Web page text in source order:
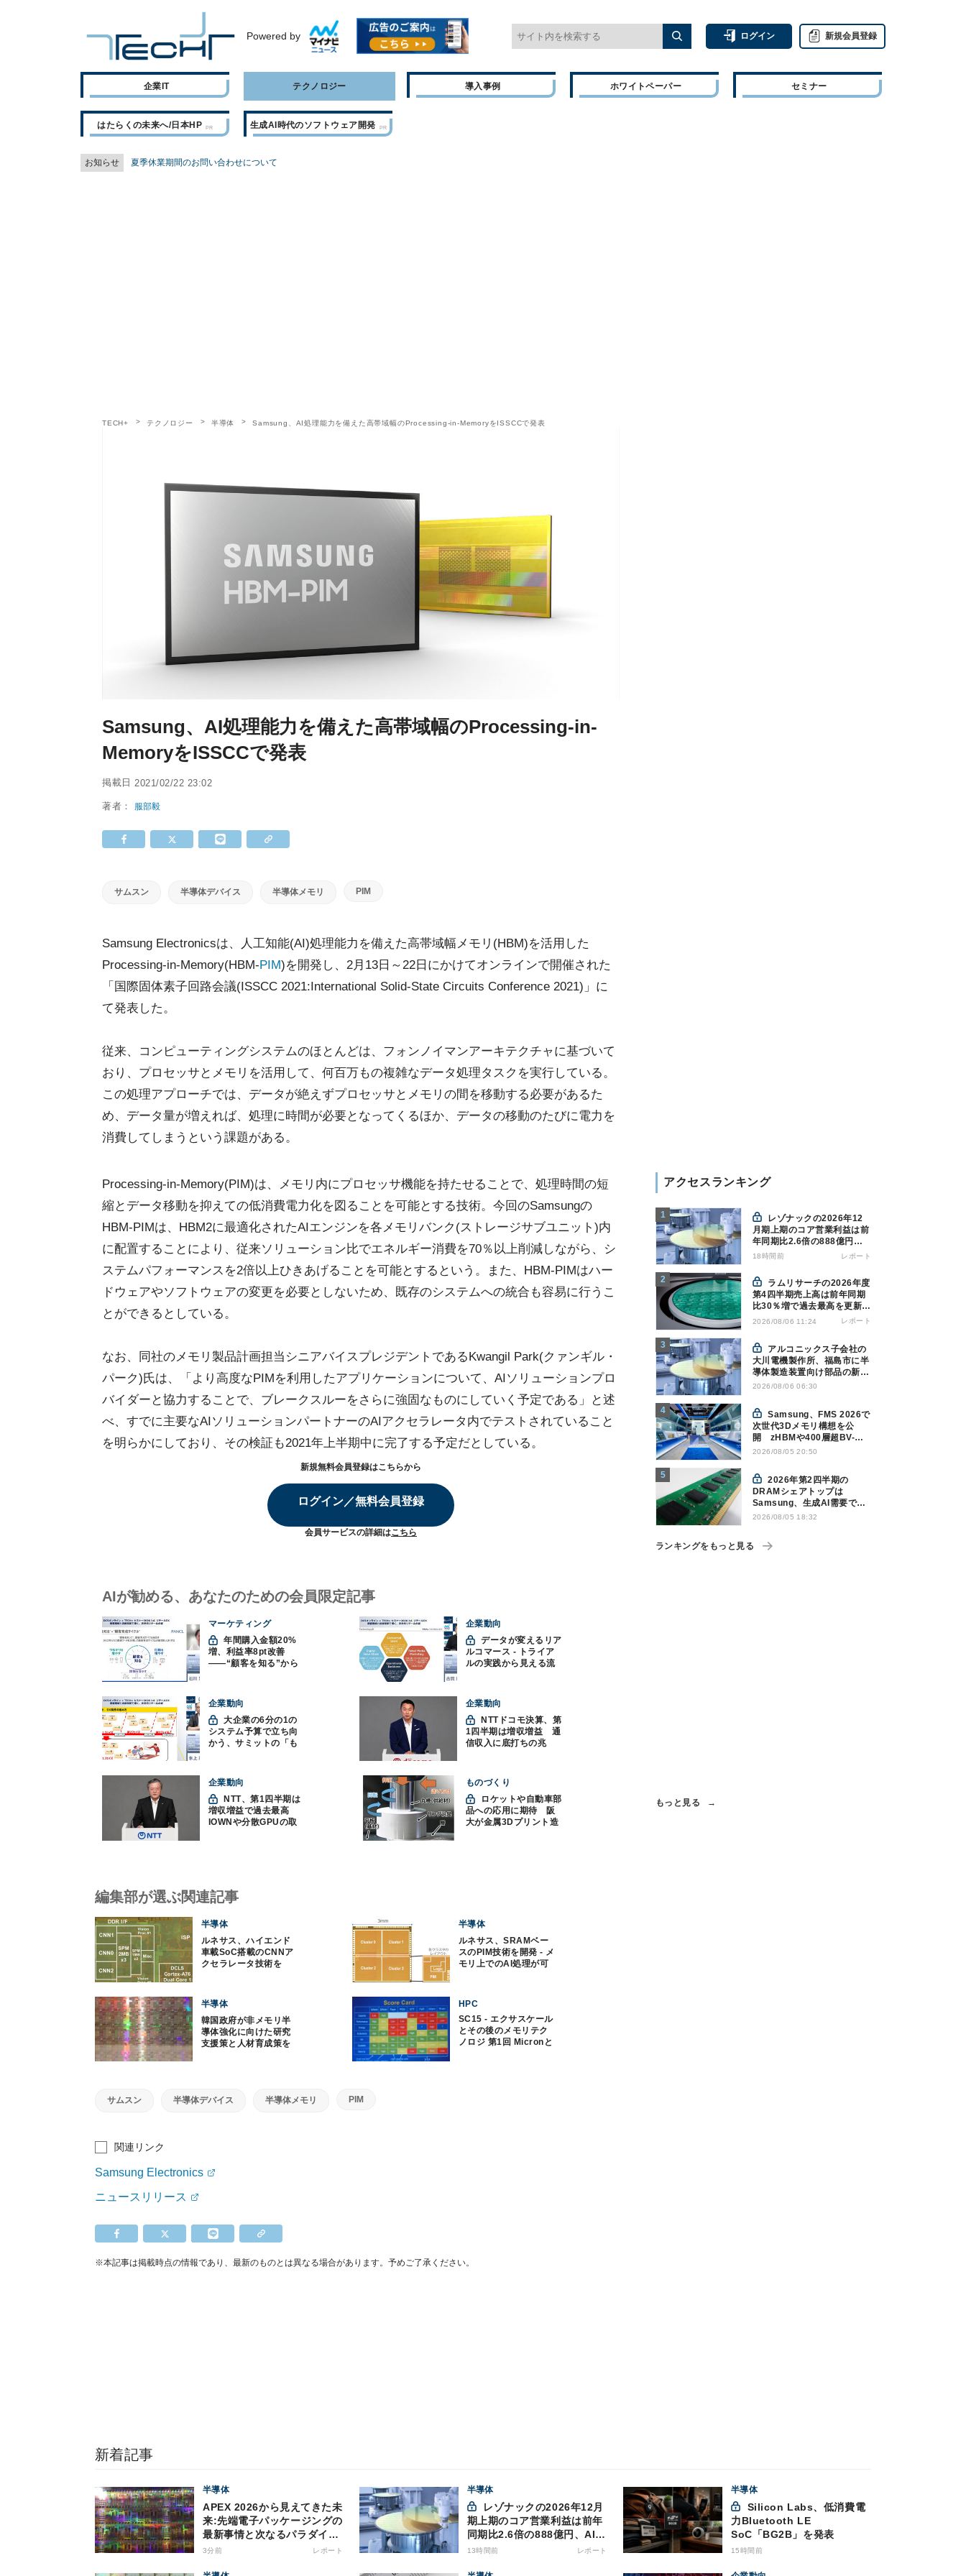
Powered by ログイン 新規会員登録
企業IT テクノロジー 導入事例 ホワイトペーパー セミナー
はたらくの未来へ/日本HP 生成AI時代のソフトウェア開発
お知らせ 夏季休業期間のお問い合わせについて
TECH+ テクノロジー 半導体 Samsung、AI処理能力を備えた高帯域幅のProcessing-in-MemoryをISSCCで発表
Samsung、AI処理能力を備えた高帯域幅のProcessing-in-
MemoryをISSCCで発表
掲載日 2021/02/22 23:02
著者： 服部毅
サムスン 半導体デバイス 半導体メモリ PIM
Samsung Electronicsは、人工知能(AI)処理能力を備えた高帯域幅メモリ(HBM)を活用した
Processing-in-Memory(HBM-PIM)を開発し、2月13日～22日にかけてオンラインで開催された
「国際固体素子回路会議(ISSCC 2021:International Solid-State Circuits Conference 2021)」に
て発表した。
従来、コンピューティングシステムのほとんどは、フォンノイマンアーキテクチャに基づいて
おり、プロセッサとメモリを活用して、何百万もの複雑なデータ処理タスクを実行している。
この処理アプローチでは、データが絶えずプロセッサとメモリの間を移動する必要があるた
め、データ量が増えれば、処理に時間が必要となってくるほか、データの移動のたびに電力を
消費してしまうという課題がある。
Processing-in-Memory(PIM)は、メモリ内にプロセッサ機能を持たせることで、処理時間の短
縮とデータ移動を抑えての低消費電力化を図ることを可能とする技術。今回のSamsungの
HBM-PIMは、HBM2に最適化されたAIエンジンを各メモリバンク(ストレージサブユニット)内
に配置することにより、従来ソリューション比でエネルギー消費を70％以上削減しながら、シ
ステムパフォーマンスを2倍以上ひきあげることを可能とするという。また、HBM-PIMはハー
ドウェアやソフトウェアの変更を必要としないため、既存のシステムへの統合も容易に行うこ
とができるとしている。
なお、同社のメモリ製品計画担当シニアバイスプレジデントであるKwangil Park(クァンギル・
パーク)氏は、「より高度なPIMを利用したアプリケーションについて、AIソリューションプロ
バイダーと協力することで、ブレークスルーをさらに強固なものにしていく予定である」と述
べ、すでに主要なAIソリューションパートナーのAIアクセラレータ内でテストされていること
を明らかにしており、その検証も2021年上半期中に完了する予定だとしている。
新規無料会員登録はこちらから
ログイン／無料会員登録
会員サービスの詳細はこちら
AIが勧める、あなたのための会員限定記事
マーケティング
年間購入金額20%
増、利益率8pt改善
——“顧客を知る”から
えるオムニチャネル
企業動向
データが変えるリア
ルコマース - トライア
ルの実践から見える流
企業動向
大企業の6分の1の
システム予算で立ち向
かう、サミットの「も
企業動向
NTTドコモ決算、第
1四半期は増収増益 通
信収入に底打ちの兆
企業動向
増収増益で過去最高
IOWNや分散GPUの取
ものづくり
品への応用に期待 阪
大が金属3Dプリント造
アクセスランキング
月期上期のコア営業利益は前
年同期比2.6倍の888億円、
AI向け半導体材料が好調
18時間前 レポート
第4四半期売上高は前年同期
比30％増で過去最高を更新、
NAND関連が好調
2026/08/06 11:24 レポート
大川電機製作所、福島市に半
導体製造装置向け部品の新工
場建設を決定
2026/08/06 06:30
Samsung、FMS 2026で
次世代3Dメモリ構想を公
開 zHBMや400層超BV-
NANDを披露
2026/08/05 20:50
2026年第2四半期の
DRAMシェアトップは
Samsung、生成AI需要で競
争構図に変化
2026/08/05 18:32
ランキングをもっと見る
もっと見る
編集部が選ぶ関連記事
半導体
ルネサス、ハイエンド
車載SoC搭載のCNNア
クセラレータ技術を
半導体
ルネサス、SRAMベー
スのPIM技術を開発 - メ
モリ上でのAI処理が可
半導体
韓国政府が非メモリ半
導体強化に向けた研究
支援策と人材育成策を
HPC
SC15 - エクサスケール
とその後のメモリテク
ノロジ 第1回 Micronと
サムスン 半導体デバイス 半導体メモリ PIM
関連リンク
Samsung Electronics
ニュースリリース
※本記事は掲載時点の情報であり、最新のものとは異なる場合があります。予めご了承ください。
新着記事
半導体
APEX 2026から見えてきた未
来:先端電子パッケージングの
最新事情と次なるパラダイム
シフト
3分前 レポート
半導体
期上期のコア営業利益は前年
同期比2.6倍の888億円、AI向
け半導体材料が好調
13時間前 レポート
半導体
力Bluetooth LE
SoC「BG2B」を発表
15時間前